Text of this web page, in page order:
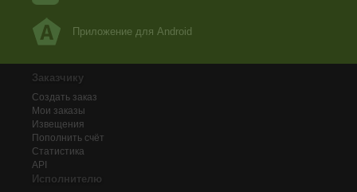
Приложение для Android
Заказчику
Создать заказ
Мои заказы
Извещения
Пополнить счёт
Статистика
API
Исполнителю